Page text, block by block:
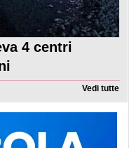
4 centri
Vedi tutte